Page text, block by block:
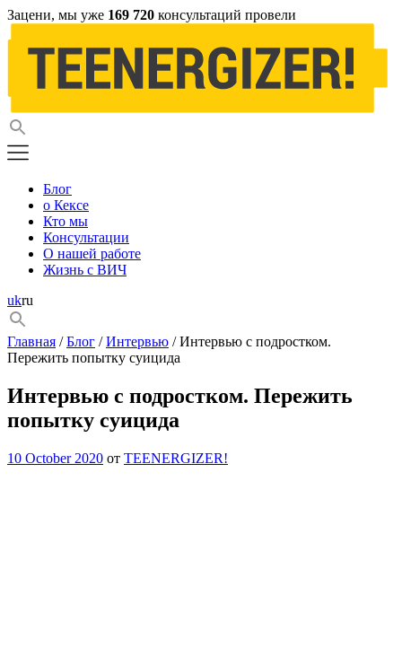
Зацени, мы уже 169 720 консультаций провели
Блог
о Кексе
Кто мы
Консультации
О нашей работе
Жизнь с ВИЧ
ukru
Главная /Блог /Интервью / Интервью с подростком.
Пережить попытку суицида
Интервью с подростком. Пережить
попытку суицида
10 October 2020 от TEENERGIZER!